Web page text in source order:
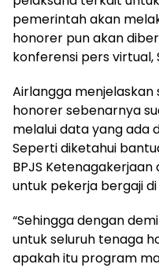
pemerintah akan
honorer pun akan
konferensi pers virtual,
Airlangga
honorer sebenarnya
melalui data yang ada
Seperti diketahui
BPJS Ketenagakerjaan
untuk pekerja bergaji
“Sehingga dengan
untuk seluruh tenaga
apakah itu program